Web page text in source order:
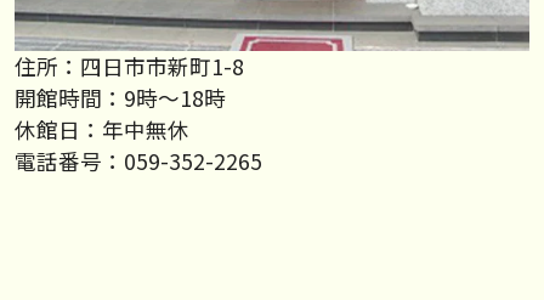
住所：四日市市新町1-8
開館時間：9時～18時
休館日：年中無休
電話番号：059-352-2265